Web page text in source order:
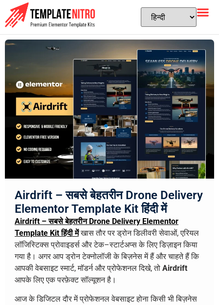
Airdrift – सबसे बेहतरीन Drone Delivery
Elementor Template Kit हिंदी में
Airdrift – सबसे बेहतरीन Drone Delivery Elementor
Template Kit हिंदी मेंखास तौर पर ड्रोन डिलीवरी सेवाओं, एरियल
लॉजिस्टिक्स प्रोवाइडर्स और टेक–स्टार्टअप्स के लिए डिज़ाइन किया
गया है। अगर आप ड्रोन टेक्नोलॉजी के बिज़नेस में हैं और चाहते हैं कि
आपकी वेबसाइट स्मार्ट, मॉडर्न और प्रोफेशनल दिखे, तो Airdrift
आपके लिए एक परफ़ेक्ट सॉल्यूशन है।
आज के डिजिटल दौर में प्रोफेशनल वेबसाइट होना किसी भी बिज़नेस